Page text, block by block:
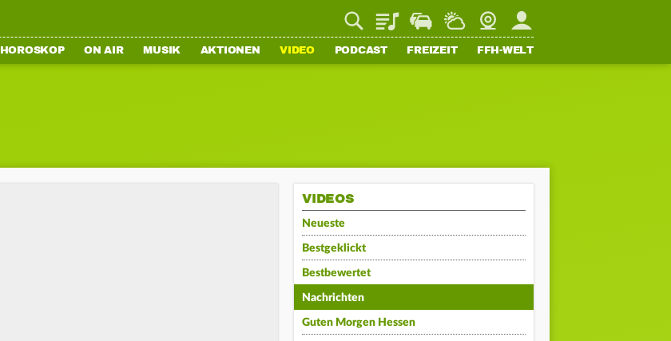
PlaylistStaupilotWetterWebcamMein FFH
HOROSKOP ON AIR MUSIK AKTIONEN VIDEO PODCAST FREIZEIT FFH-WELT
VIDEOS
Neueste
Bestgeklickt
Bestbewertet
Nachrichten
Guten Morgen Hessen